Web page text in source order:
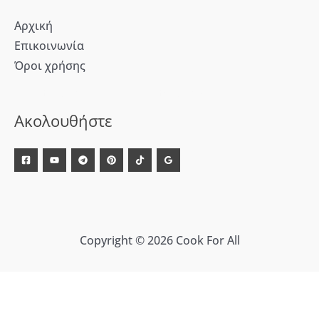
Αρχική
Επικοινωνία
Όροι χρήσης
Ακολουθήστε
Copyright © 2026 Cook For All